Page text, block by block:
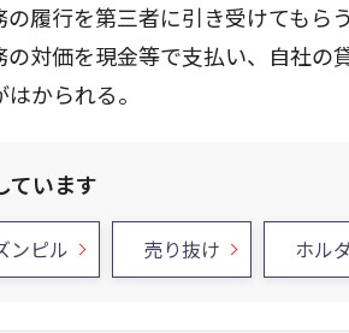
履行を第三者に引き受けてもら
対価を現金等で支払い、自社の
かられる。
ています
ンピル 売り抜け ホル